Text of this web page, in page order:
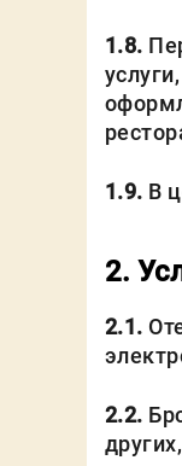
1.8.
1.9. В
2.
2.1.
2.2.